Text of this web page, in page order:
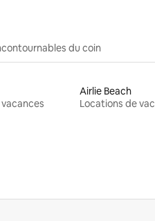
du coin
Airlie Beach
Locations de